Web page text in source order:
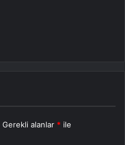
Gerekli alanlar * ile